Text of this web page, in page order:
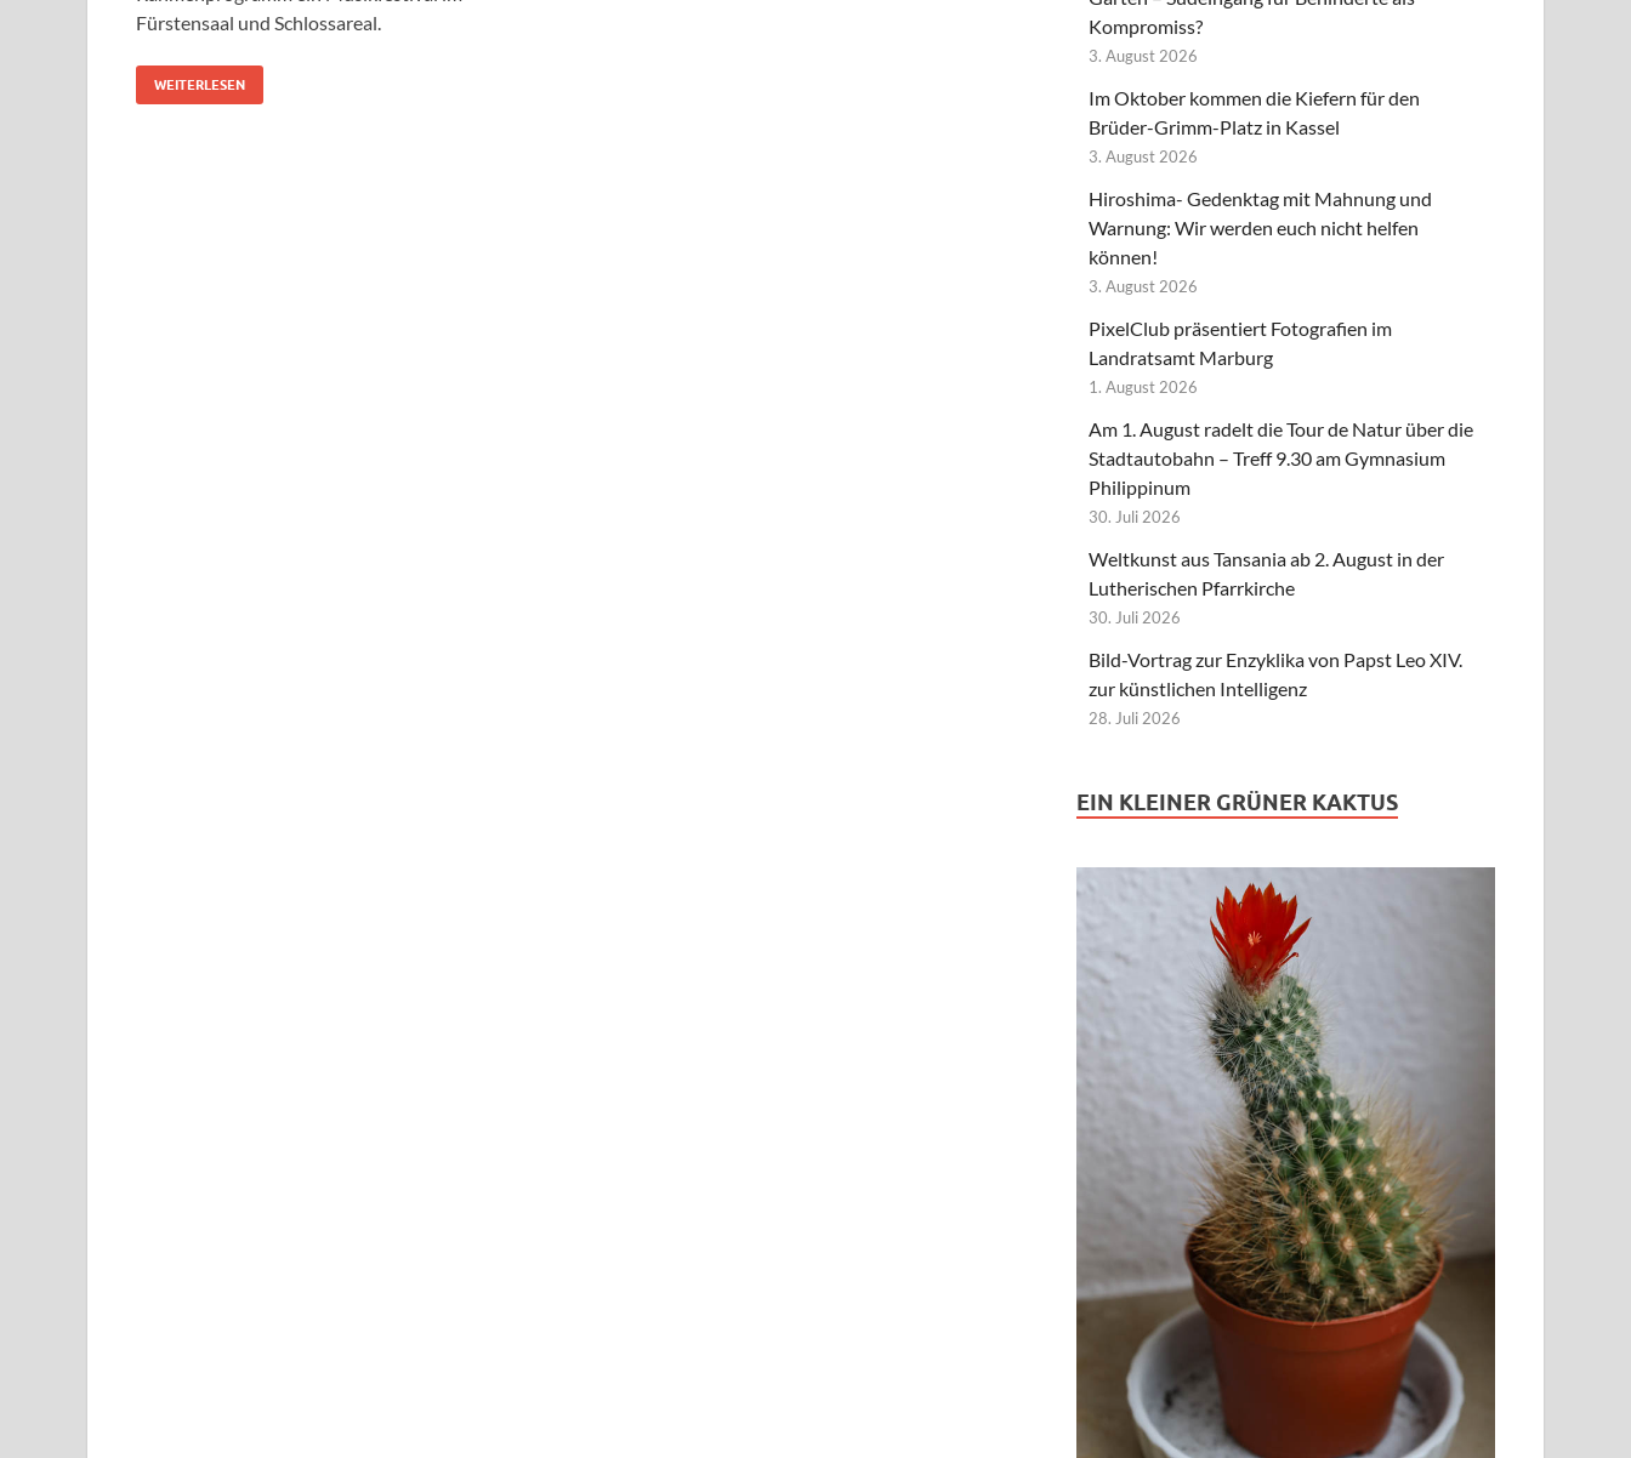
Fürstensaal und Schlossareal.
WEITERLESEN
Kompromiss?
3. August 2026
Im Oktober kommen die Kiefern für den
Brüder-Grimm-Platz in Kassel
3. August 2026
Hiroshima- Gedenktag mit Mahnung und
Warnung: Wir werden euch nicht helfen
können!
3. August 2026
PixelClub präsentiert Fotografien im
Landratsamt Marburg
1. August 2026
Am 1. August radelt die Tour de Natur über die
Stadtautobahn – Treff 9.30 am Gymnasium
Philippinum
30. Juli 2026
Weltkunst aus Tansania ab 2. August in der
Lutherischen Pfarrkirche
30. Juli 2026
Bild-Vortrag zur Enzyklika von Papst Leo XIV.
zur künstlichen Intelligenz
28. Juli 2026
EIN KLEINER GRÜNER KAKTUS